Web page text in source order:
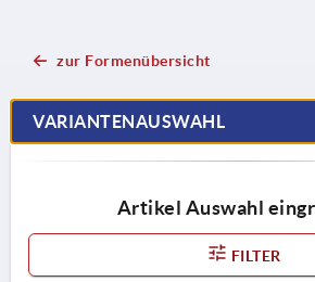
zur Formenübersicht
VARIANTENAUSWAHL
Artikel Auswahl
FILTER